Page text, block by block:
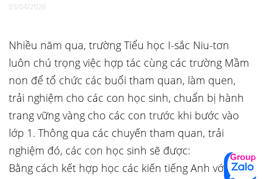
03/04/2026
Nhiều năm qua, trường Tiểu học I-sắc Niu-tơn
luôn chú trọng việc hợp tác cùng các trường Mầm
non để tổ chức các buổi tham quan, làm quen,
trải nghiệm cho các con học sinh, chuẩn bị hành
trang vững vàng cho các con trước khi bước vào
lớp 1. Thông qua các chuyến tham quan, trải
nghiệm đó, các con học sinh sẽ được:
Bằng cách kết hợp học các kiến tiếng Anh với chủ